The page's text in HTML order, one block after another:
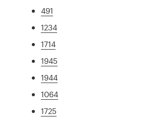
491
1234
1714
1945
1944
1064
1725